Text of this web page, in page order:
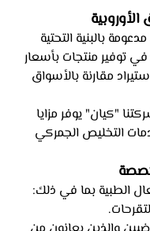
بالبنية التحتية
توفير منتجات بأسعار
مقارنة بالأسواق
"كيان" يوفر مزايا
التخليص الجمركي
الطبية بما في ذلك: